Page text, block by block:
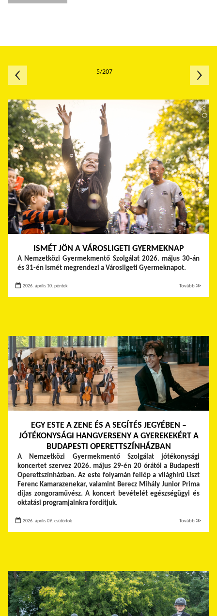
ISMÉT JÖN A VÁROSLIGETI GYERMEKNAP
A Nemzetközi Gyermekmentő Szolgálat 2026. május 30-án
és 31-én ismét megrendezi a Városligeti Gyermeknapot.
2026. április 10. péntek Tovább ≫
EGY ESTE A ZENE ÉS A SEGÍTÉS JEGYÉBEN –
JÓTÉKONYSÁGI HANGVERSENY A GYEREKEKÉRT A
BUDAPESTI OPERETTSZÍNHÁZBAN
A Nemzetközi Gyermekmentő Szolgálat jótékonysági
koncertet szervez 2026. május 29-én 20 órától a Budapesti
Operettszínházban. Az este folyamán fellép a világhírű Liszt
Ferenc Kamarazenekar, valamint Berecz Mihály Junior Prima
díjas zongoraművész. A koncert bevételét egészségügyi és
oktatási programjainkra fordítjuk.
2026. április 09. csütörtök Tovább ≫
5/207